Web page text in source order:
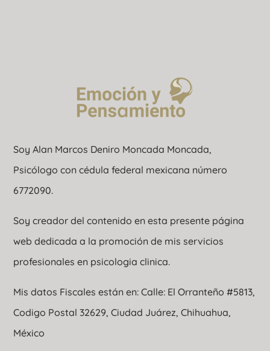
Soy Alan Marcos Deniro Moncada Moncada,
Psicólogo con cédula federal mexicana número
6772090.
Soy creador del contenido en esta presente página
web dedicada a la promoción de mis servicios
profesionales en psicologia clinica.
Mis datos Fiscales están en: Calle: El Orranteño #5813,
Codigo Postal 32629, Ciudad Juárez, Chihuahua,
México